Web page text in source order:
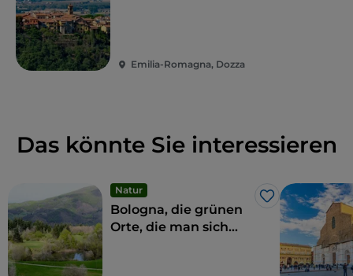
Emilia-Romagna, Dozza
Das könnte Sie interessieren
Natur
Like
Bologna, die grünen
Orte, die man sich